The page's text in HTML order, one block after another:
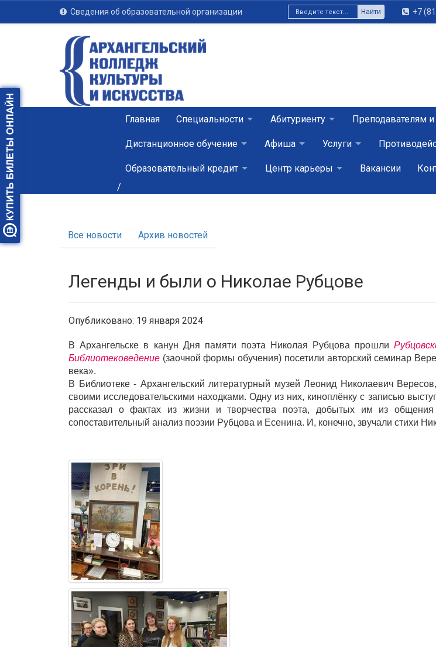
Сведения об образовательной организации Найти +7
Главная Специальности Абитуриенту Преподавателям и
Дистанционное обучение Афиша Услуги
Образовательный кредит Центр карьеры Вакансии
/
Все новости Архив новостей
Легенды и были о Николае Рубцове
Опубликовано: 19 января 2024
В Архангельске в канун Дня памяти поэта Николая Рубцова прошли
Библиотековедение (заочной формы обучения) посетили авторский семинар
века».
В Библиотеке - Архангельский литературный музей Леонид Николаевич
своими исследовательскими находками. Одну из них, киноплёнку с записью
рассказал о фактах из жизни и творчества поэта, добытых им из
сопоставительный анализ поэзии Рубцова и Есенина. И, конечно, звучали стихи